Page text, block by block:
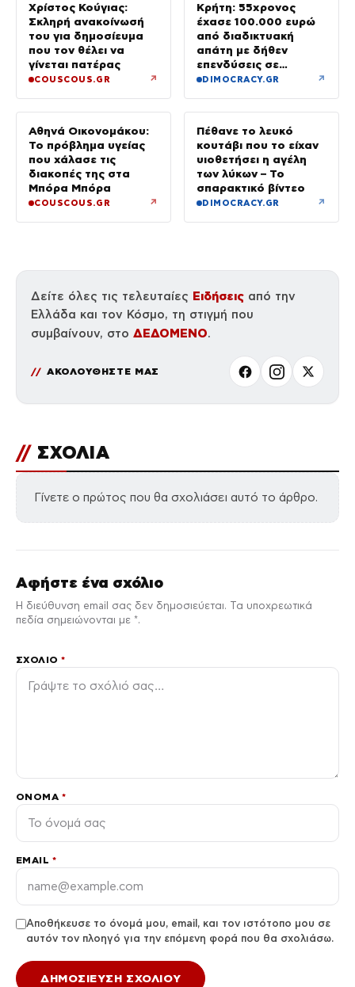
Χρίστος Κούγιας:
Σκληρή ανακοίνωσή
του για δημοσίευμα
που τον θέλει να
γίνεται πατέρας
COUSCOUS.GR ↗
Κρήτη: 55χρονος
έχασε 100.000 ευρώ
από διαδικτυακή
απάτη με δήθεν
επενδύσεις σε
μετοχές
DIMOCRACY.GR ↗
Αθηνά Οικονομάκου:
Το πρόβλημα υγείας
που χάλασε τις
διακοπές της στα
Μπόρα Μπόρα
COUSCOUS.GR ↗
Πέθανε το λευκό
κουτάβι που το είχαν
υιοθετήσει η αγέλη
των λύκων – Το
σπαρακτικό βίντεο
DIMOCRACY.GR ↗
Δείτε όλες τις τελευταίες Ειδήσεις από την
Ελλάδα και τον Κόσμο, τη στιγμή που
συμβαίνουν, στο ΔΕΔΟΜΕΝΟ.
ΑΚΟΛΟΥΘΗΣΤΕ ΜΑΣ
// ΣΧΟΛΙΑ
Γίνετε ο πρώτος που θα σχολιάσει αυτό το άρθρο.
Αφήστε ένα σχόλιο
Η διεύθυνση email σας δεν δημοσιεύεται. Τα υποχρεωτικά
πεδία σημειώνονται με *.
ΣΧΌΛΙΟ*
ΌΝΟΜΑ *
EMAIL *
Αποθήκευσε το όνομά μου, email, και τον ιστότοπο μου σε
αυτόν τον πλοηγό για την επόμενη φορά που θα σχολιάσω.